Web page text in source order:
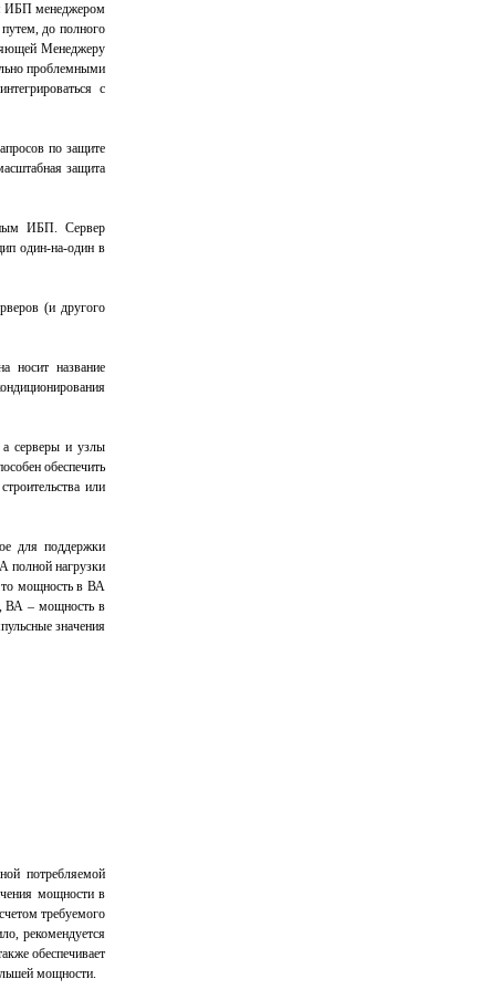
ИБП менеджером
до полного
Менеджеру
проблемными
с
по защите
защита
ИБП. Сервер
один-на-один в
(и другого
носит название
а серверы и узлы
обеспечить
или
для поддержки
полной нагрузки
то мощность в ВА
ВА – мощность в
значения
потребляемой
мощности в
требуемого
рекомендуется
обеспечивает
мощности.